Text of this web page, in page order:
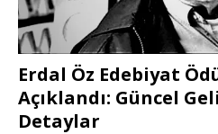
Erdal Öz Edebiyat
Açıklandı: Güncel
Detaylar